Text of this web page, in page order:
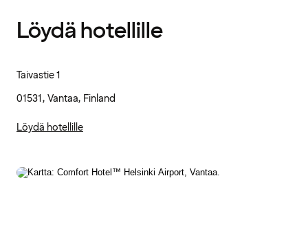
Löydä hotellille
Taivastie 1
01531, Vantaa, Finland
Löydä hotellille